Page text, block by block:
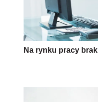
Na rynku pracy